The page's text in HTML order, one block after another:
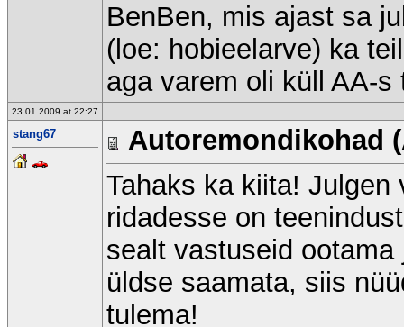
BenBen, mis ajast sa
(loe: hobieelarve) ka
aga varem oli küll AA-
23.01.2009 at 22:27
stang67
Autoremondikohad
Tahaks ka kiita! Julgen
ridadesse on
sealt vastuseid
üldse saamata, siis
tulema!